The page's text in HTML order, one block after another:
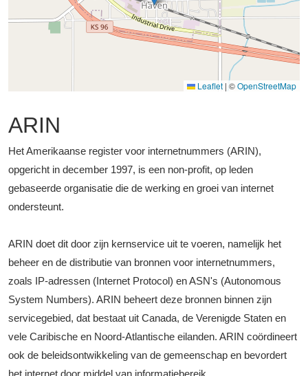
Leaflet | ©OpenStreetMap
ARIN
Het Amerikaanse register voor internetnummers (ARIN),
opgericht in december 1997, is een non-profit, op leden
gebaseerde organisatie die de werking en groei van internet
ondersteunt.
ARIN doet dit door zijn kernservice uit te voeren, namelijk het
beheer en de distributie van bronnen voor internetnummers,
zoals IP-adressen (Internet Protocol) en ASN's (Autonomous
System Numbers). ARIN beheert deze bronnen binnen zijn
servicegebied, dat bestaat uit Canada, de Verenigde Staten en
vele Caribische en Noord-Atlantische eilanden. ARIN coördineert
ook de beleidsontwikkeling van de gemeenschap en bevordert
het internet door middel van informatiebereik.